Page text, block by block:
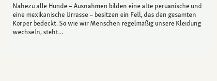
Nahezu alle Hunde – Ausnahmen bilden eine alte peruanische und
eine mexikanische Urrasse – besitzen ein Fell, das den gesamten
Körper bedeckt. So wie wir Menschen regelmäßig unsere Kleidung
wechseln, steht…